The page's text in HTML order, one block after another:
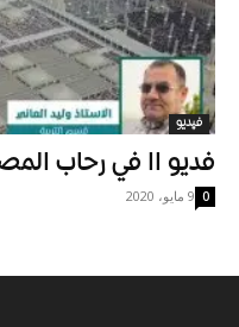
فيديو
فديو اا في رحاب
9 مايو، 2020 0